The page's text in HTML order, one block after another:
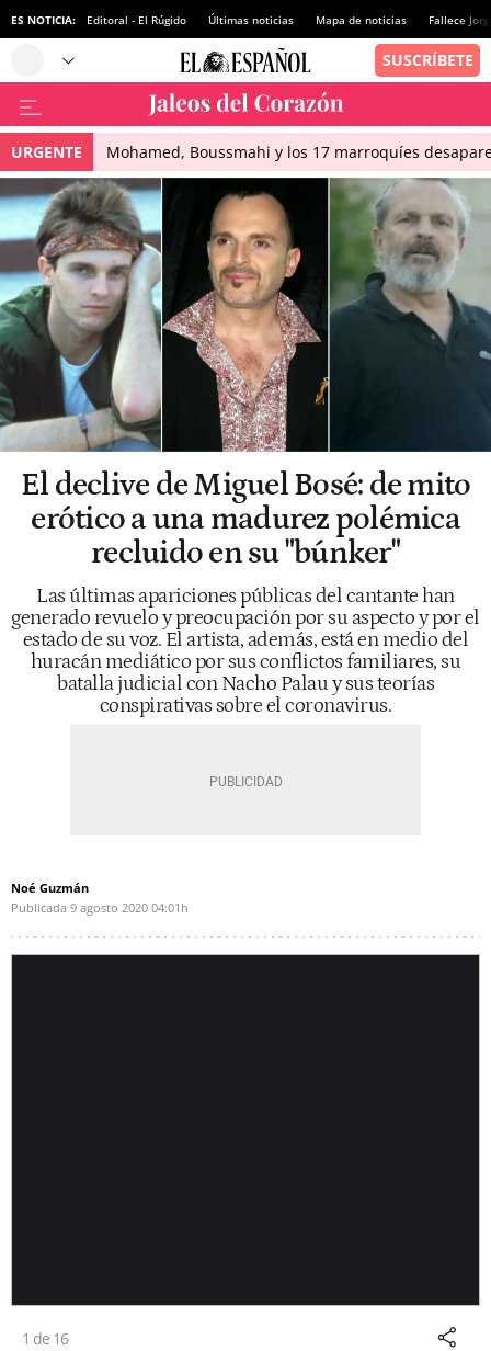
ES NOTICIA: Editoral - El Rúgido Últimas noticias Mapa de noticias Fallece
URGENTE Mohamed, Boussmahi y los 17 marroquíes
El declive de Miguel Bosé: de mito
erótico a una madurez polémica
recluido en su "búnker"
Las últimas apariciones públicas del cantante han
generado revuelo y preocupación por su aspecto y por el
estado de su voz. El artista, además, está en medio del
huracán mediático por sus conflictos familiares, su
batalla judicial con Nacho Palau y sus teorías
conspirativas sobre el coronavirus.
Noé Guzmán
Publicada 9 agosto 2020 04:01h
1 de 16